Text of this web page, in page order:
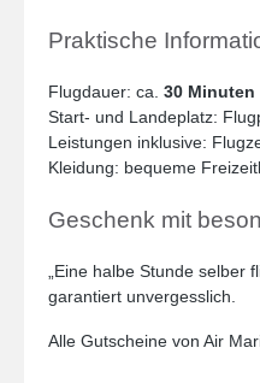
Praktische
Flugdauer: ca. 30
Start- und Landeplatz:
Leistungen inklusive:
Kleidung: bequeme
Geschenk mit
„Eine halbe Stunde
garantiert unvergesslich.
Alle Gutscheine von Air